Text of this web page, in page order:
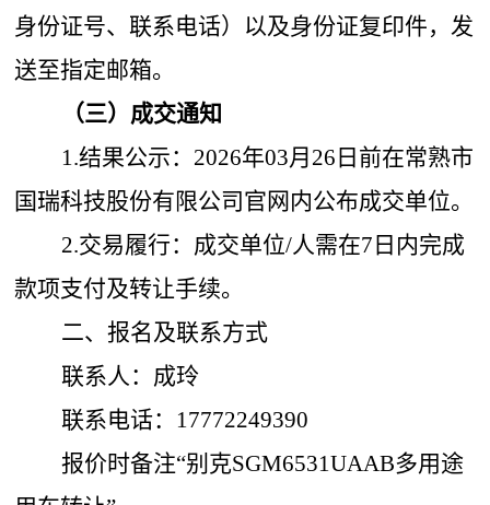
身份证号、联系电话）以及身份证复印件，发
送至指定邮箱。
（三）成交通知
1.结果公示：2026年03月26日前在常熟市
国瑞科技股份有限公司官网内公布成交单位。
2.交易履行：成交单位/人需在7日内完成
款项支付及转让手续。
二、报名及联系方式
联系人：成玲
联系电话：17772249390
报价时备注“别克SGM6531UAAB多用途